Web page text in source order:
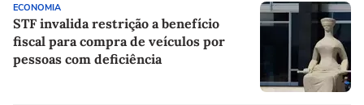
ECONOMIA
STF invalida restrição a benefício
fiscal para compra de veículos por
pessoas com deficiência